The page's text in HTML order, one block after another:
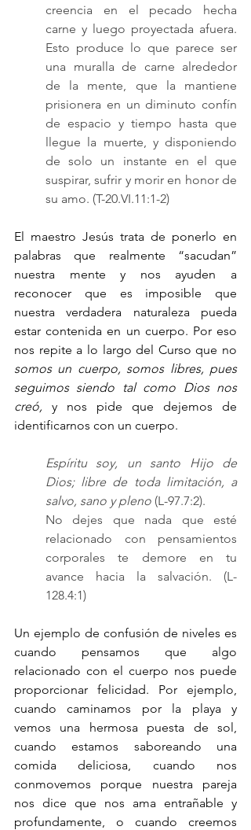
creencia en el pecado hecha
carne y luego proyectada afuera.
Esto produce lo que parece ser
una muralla de carne alrededor
de la mente, que la mantiene
prisionera en un diminuto confín
de espacio y tiempo hasta que
llegue la muerte, y disponiendo
de solo un instante en el que
suspirar, sufrir y morir en honor de
su amo. (T-20.VI.11:1-2)
El maestro Jesús trata de ponerlo en
palabras que realmente “sacudan”
nuestra mente y nos ayuden a
reconocer que es imposible que
nuestra verdadera naturaleza pueda
estar contenida en un cuerpo. Por eso
somos un cuerpo, somos libres, pues
seguimos siendo tal como Dios nos
creó, y nos pide que dejemos de
identificarnos con un cuerpo.
Espíritu soy, un santo Hijo de
Dios; libre de toda limitación, a
salvo, sano y pleno (L-97.7:2).
No dejes que nada que esté
relacionado con pensamientos
corporales te demore en tu
avance hacia la salvación. (L-
128.4:1)
Un ejemplo de confusión de niveles es
cuando pensamos que algo
relacionado con el cuerpo nos puede
proporcionar felicidad. Por ejemplo,
cuando caminamos por la playa y
vemos una hermosa puesta de sol,
cuando estamos saboreando una
comida deliciosa, cuando nos
conmovemos porque nuestra pareja
nos dice que nos ama entrañable y
profundamente, o cuando creemos